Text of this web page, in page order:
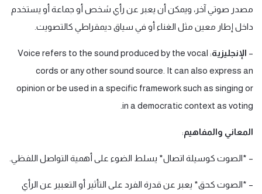
مصدر صوتي آخر، ويمكن أن يعبر عن رأي شخص أو جماعة أو يستخدم
داخل إطار معين مثل الغناء أو في سياق ديمقراطي كالتصويت.
– الإنجليزية : Voice refers to the sound produced by the vocal
cords or any other sound source. It can also express an
opinion or be used in a specific framework such as singing or
in a democratic context as voting.
المعاني والمفاهيم:
– *الصوت كوسيلة اتصال* يسلط الضوء على أهمية التواصل اللفظي.
– *الصوت كحق* يعبر عن قدرة الفرد على التأثير أو التعبير عن الرأي